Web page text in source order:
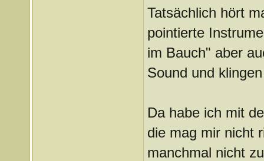
Tatsächlich hört
pointierte
im Bauch" aber
Sound und
Da habe ich mit
die mag mir nicht
manchmal nicht